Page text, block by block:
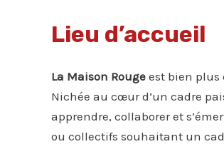
Lieu d’accueil
La Maison Rouge est bien plus
Nichée au cœur d’un cadre
apprendre, collaborer et
ou collectifs souhaitant un